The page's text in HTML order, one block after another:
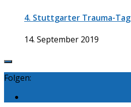
4. Stuttgarter Trauma-Tag
14. September 2019
Folgen: